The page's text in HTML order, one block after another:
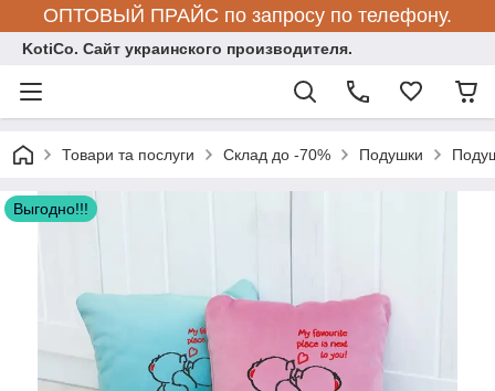
ОПТОВЫЙ ПРАЙС по запросу по телефону.
KotiCo. Сайт украинского производителя.
Товари та послуги Склад до -70% Подушки
Выгодно!!!